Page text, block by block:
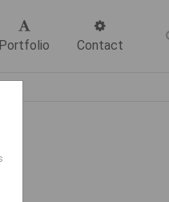
Portfolio Contact